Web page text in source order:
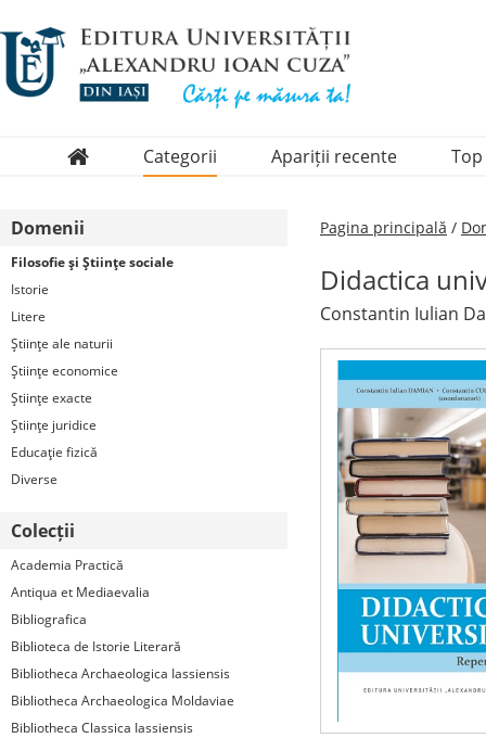
Categorii
Periodice
Apariții recente Top
Domenii
Filosofie şi Ştiinţe sociale
Istorie
Litere
Ştiinţe ale naturii
Ştiinţe economice
Ştiinţe exacte
Ştiinţe juridice
Educaţie fizică
Diverse
Colecții
Academia Practică
Antiqua et Mediaevalia
Bibliografica
Biblioteca de Istorie Literară
Bibliotheca Archaeologica Iassiensis
Bibliotheca Archaeologica Moldaviae
Bibliotheca Classica Iassiensis
Pagina principală /
Didactica
Constantin Iulian